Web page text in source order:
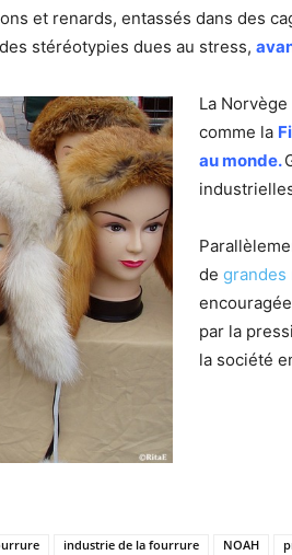
et renards, entassés dans des
stéréotypies dues au stress,
La
comme la
au monde.
de grandes
par la
la société
industrie de la fourrure NOAH